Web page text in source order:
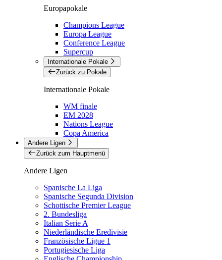
Europapokale
Champions League
Europa League
Conference League
Supercup
Internationale Pokale
Zurück zu Pokale
Internationale Pokale
WM finale
EM 2028
Nations League
Copa America
Andere Ligen
Zurück zum Hauptmenü
Andere Ligen
Spanische La Liga
Spanische Segunda Division
Schottische Premier League
2. Bundesliga
Italian Serie A
Niederländische Eredivisie
Französische Ligue 1
Portugiesische Liga